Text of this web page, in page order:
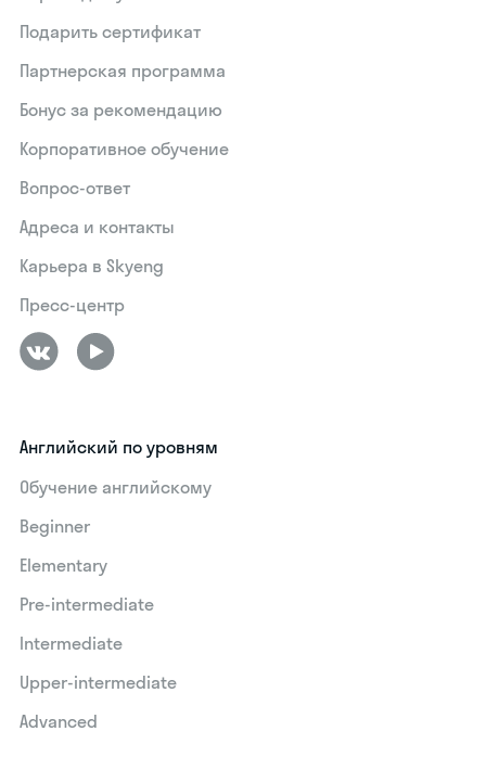
Подарить сертификат
Партнерская программа
Бонус за рекомендацию
Корпоративное обучение
Вопрос-ответ
Адреса и контакты
Карьера в Skyeng
Пресс-центр
Английский по уровням
Обучение английскому
Beginner
Elementary
Pre-intermediate
Intermediate
Upper-intermediate
Advanced